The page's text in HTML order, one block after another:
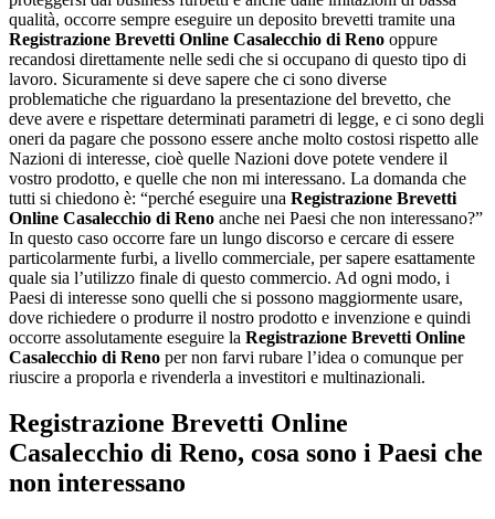
qualità, occorre sempre eseguire un deposito brevetti tramite una
Registrazione Brevetti Online Casalecchio di Reno oppure
recandosi direttamente nelle sedi che si occupano di questo tipo di
lavoro. Sicuramente si deve sapere che ci sono diverse
problematiche che riguardano la presentazione del brevetto, che
deve avere e rispettare determinati parametri di legge, e ci sono degli
oneri da pagare che possono essere anche molto costosi rispetto alle
Nazioni di interesse, cioè quelle Nazioni dove potete vendere il
vostro prodotto, e quelle che non mi interessano. La domanda che
tutti si chiedono è: “perché eseguire una Registrazione Brevetti
Online Casalecchio di Reno anche nei Paesi che non interessano?”
In questo caso occorre fare un lungo discorso e cercare di essere
particolarmente furbi, a livello commerciale, per sapere esattamente
quale sia l’utilizzo finale di questo commercio. Ad ogni modo, i
Paesi di interesse sono quelli che si possono maggiormente usare,
dove richiedere o produrre il nostro prodotto e invenzione e quindi
occorre assolutamente eseguire la Registrazione Brevetti Online
Casalecchio di Reno per non farvi rubare l’idea o comunque per
riuscire a proporla e rivenderla a investitori e multinazionali.
Registrazione Brevetti Online
Casalecchio di Reno, cosa sono i Paesi che
non interessano